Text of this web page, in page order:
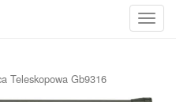
T
l
Teleskopowa Gb9316